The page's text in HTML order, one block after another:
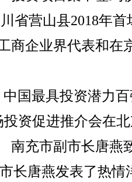
省营山县2018年
商企业界代表和在
南充市副市长唐燕
长唐燕发表了热情